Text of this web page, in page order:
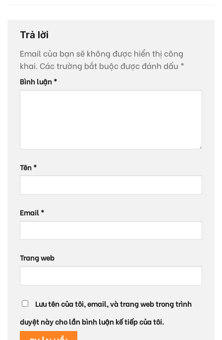
Trả lời
Email của bạn sẽ không được hiển thị công
khai. Các trường bắt buộc được đánh dấu *
Bình luận*
Tên*
Email*
Trang web
Lưu tên của tôi, email, và trang web trong trình
duyệt này cho lần bình luận kế tiếp của tôi.